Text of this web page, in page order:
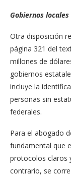
Gobiernos
Otra disposición
página 321 del
millones de
gobiernos
incluye la
personas sin
federales.
Para el abogado
fundamental que
protocolos claros
contrario, se